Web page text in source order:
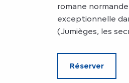
romane
exceptionnelle
(Jumièges, les
Réserver